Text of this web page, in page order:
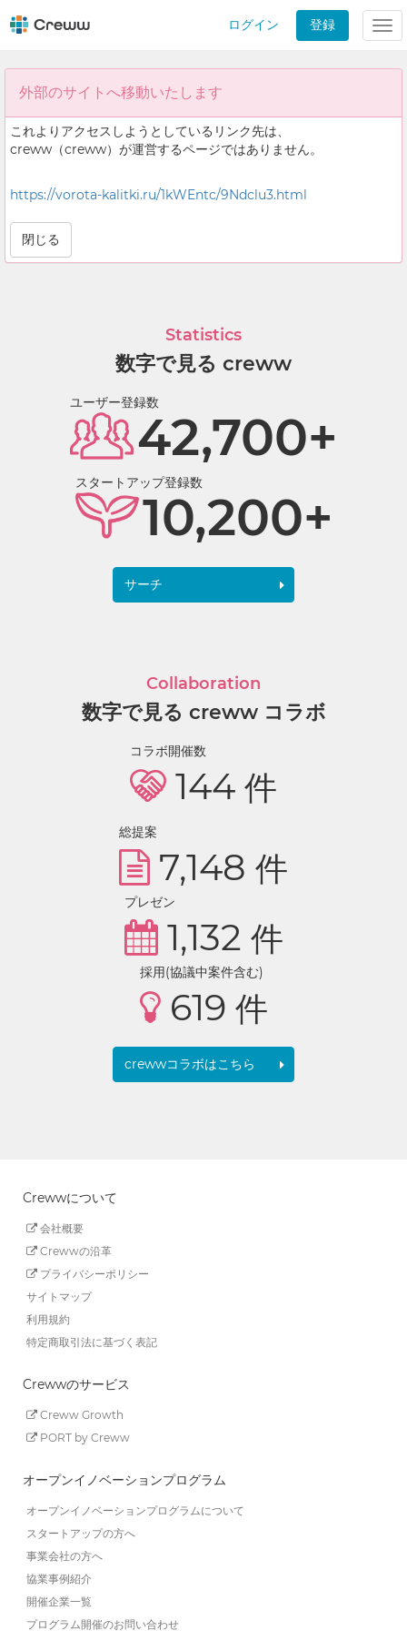
ログイン 登録
外部のサイトへ移動いたします
これよりアクセスしようとしているリンク先は、
creww（creww）が運営するページではありません。
https://vorota-kalitki.ru/1kWEntc/9Ndclu3.html
閉じる
Statistics
数字で見る creww
ユーザー登録数
42,700+
スタートアップ登録数
10,200+
サーチ
Collaboration
数字で見る creww コラボ
コラボ開催数
144 件
総提案
7,148 件
プレゼン
1,132 件
採用(協議中案件含む)
619 件
crewwコラボはこちら
Crewwについて
会社概要
Crewwの沿革
プライバシーポリシー
サイトマップ
利用規約
特定商取引法に基づく表記
Crewwのサービス
Creww Growth
PORT by Creww
オープンイノベーションプログラム
オープンイノベーションプログラムについて
スタートアップの方へ
事業会社の方へ
協業事例紹介
開催企業一覧
プログラム開催のお問い合わせ